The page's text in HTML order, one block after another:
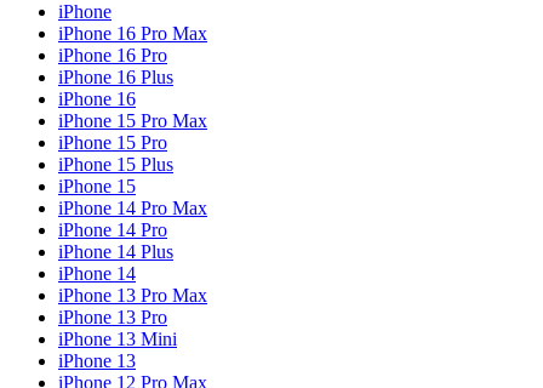
iPhone
iPhone 16 Pro Max
iPhone 16 Pro
iPhone 16 Plus
iPhone 16
iPhone 15 Pro Max
iPhone 15 Pro
iPhone 15 Plus
iPhone 15
iPhone 14 Pro Max
iPhone 14 Pro
iPhone 14 Plus
iPhone 14
iPhone 13 Pro Max
iPhone 13 Pro
iPhone 13 Mini
iPhone 13
iPhone 12 Pro Max